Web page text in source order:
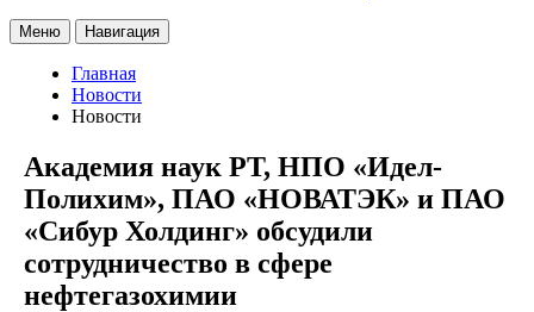
Меню Навигация
Главная
Новости
Новости
Академия наук РТ, НПО «Идел-
Полихим», ПАО «НОВАТЭК» и ПАО
«Сибур Холдинг» обсудили
сотрудничество в сфере
нефтегазохимии